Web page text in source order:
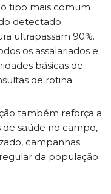
tipo mais comum
detectado
ultrapassam 90%.
os assalariados e
básicas de
de rotina.
também reforça a
saúde no campo,
campanhas
da população